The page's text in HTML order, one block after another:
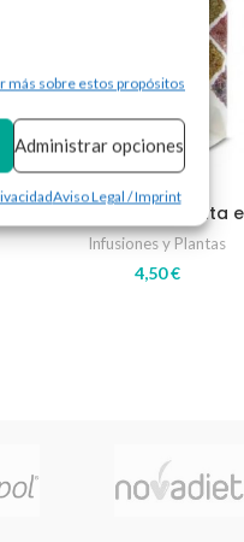
más sobre estos propósitos
Administrar opciones
Aviso Legal / Imprint
Manzanilla Dulce – Planta
Infusiones y Plantas
4,50€